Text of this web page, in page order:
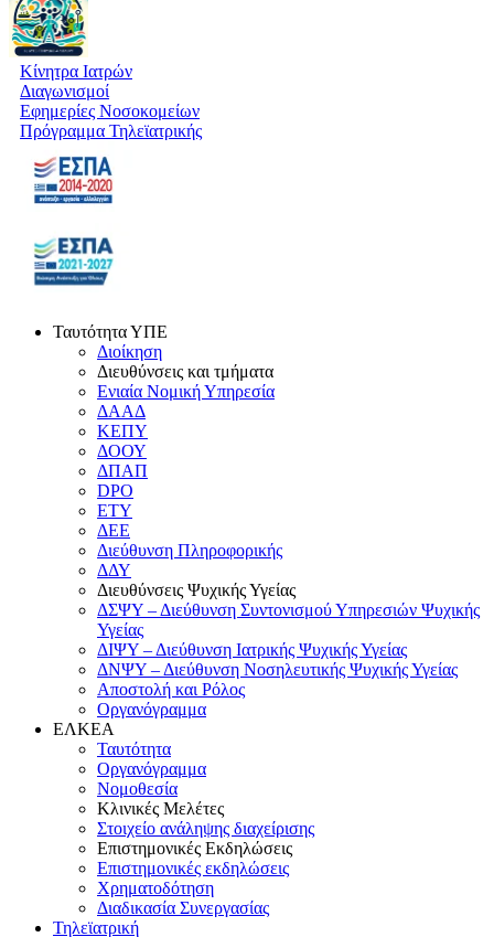
Κίνητρα Ιατρών
Διαγωνισμοί
Εφημερίες Νοσοκομείων
Πρόγραμμα Τηλεϊατρικής
Ταυτότητα ΥΠΕ
Διοίκηση
Διευθύνσεις και τμήματα
Ενιαία Νομική Υπηρεσία
ΔΑΑΔ
ΚΕΠΥ
ΔΟΟΥ
ΔΠΑΠ
DPO
ΕΤΥ
ΔΕΕ
Διεύθυνση Πληροφορικής
ΔΔΥ
Διευθύνσεις Ψυχικής Υγείας
ΔΣΨΥ – Διεύθυνση Συντονισμού Υπηρεσιών Ψυχικής
Υγείας
ΔΙΨΥ – Διεύθυνση Ιατρικής Ψυχικής Υγείας
ΔΝΨΥ – Διεύθυνση Νοσηλευτικής Ψυχικής Υγείας
Αποστολή και Ρόλος
Οργανόγραμμα
ΕΛΚΕΑ
Ταυτότητα
Οργανόγραμμα
Νομοθεσία
Κλινικές Μελέτες
Στοιχείο ανάληψης διαχείρισης
Επιστημονικές Εκδηλώσεις
Επιστημονικές εκδηλώσεις
Χρηματοδότηση
Διαδικασία Συνεργασίας
Τηλεϊατρική